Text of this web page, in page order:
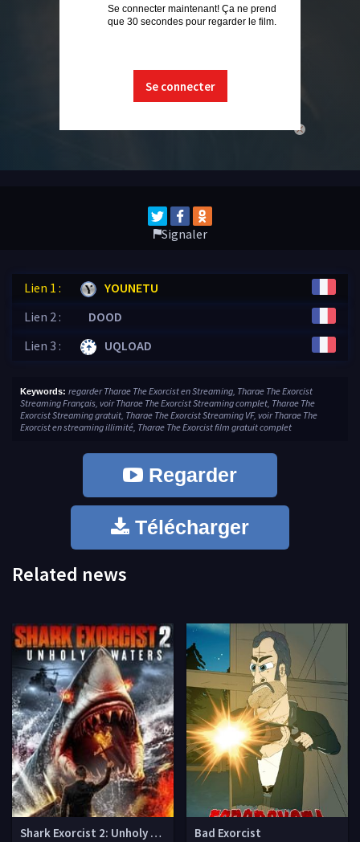
close
Se connecter maintenant! Ça ne prend
que 30 secondes pour regarder le film.
Se connecter
Signaler
Lien 1 :
YOUNETU
Lien 2 :
DOOD
Lien 3 :
UQLOAD
Keywords: regarder Tharae The Exorcist en Streaming, Tharae The Exorcist
Streaming Français, voir Tharae The Exorcist Streaming complet, Tharae The
Exorcist Streaming gratuit, Tharae The Exorcist Streaming VF, voir Tharae The
Exorcist en streaming illimité, Tharae The Exorcist film gratuit complet
Regarder
Télécharger
Related news
Shark Exorcist 2: Unholy Waters Bad Exorcist